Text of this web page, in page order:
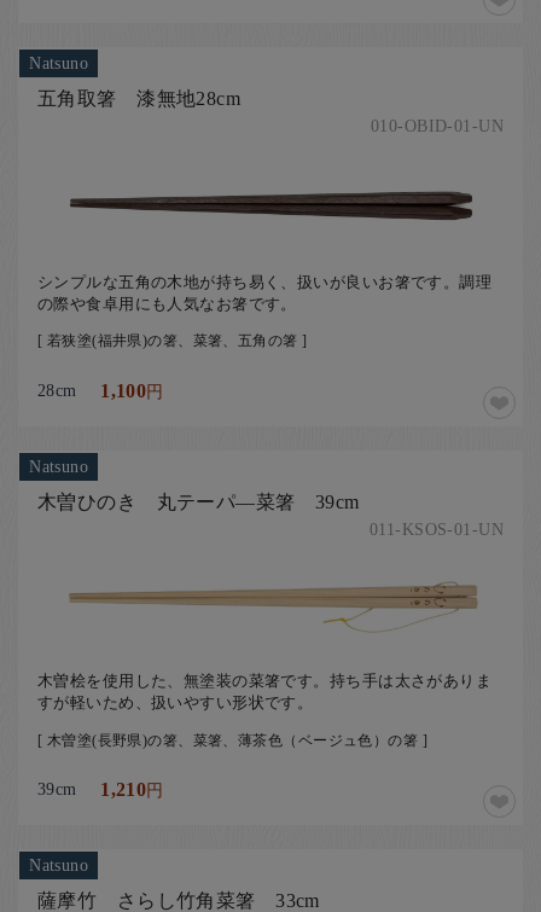
Natsuno
五角取箸 漆無地28cm
010-OBID-01-UN
シンプルな五角の木地が持ち易く、扱いが良いお箸です。調理
の際や食卓用にも人気なお箸です。
[ 若狭塗(福井県)の箸、菜箸、五角の箸 ]
28cm 1,100円
Natsuno
木曽ひのき 丸テーパ―菜箸 39cm
011-KSOS-01-UN
木曽桧を使用した、無塗装の菜箸です。持ち手は太さがありま
すが軽いため、扱いやすい形状です。
[ 木曽塗(長野県)の箸、菜箸、薄茶色（ベージュ色）の箸 ]
39cm 1,210円
Natsuno
薩摩竹 さらし竹角菜箸 33cm